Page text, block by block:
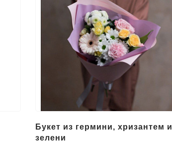
Букет из гермини, хризантем и
зелени